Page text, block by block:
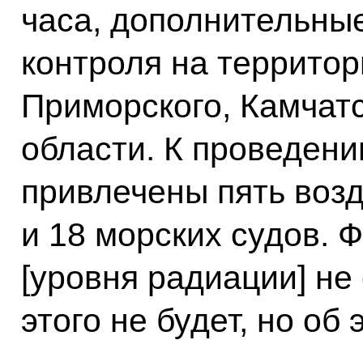
часа,
контроля на
Приморского,
области. К
привлечены пять
и 18 морских судов.
[уровня радиации]
этого не будет, но